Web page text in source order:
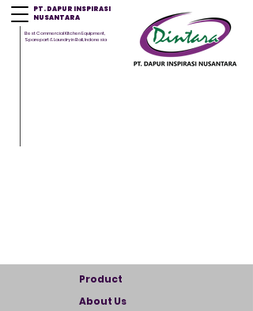
PT. DAPUR INSPIRASI
NUSANTARA
Best Commercial Kitchen Equipment,
Sparepart & Laundry in Bali, Indonesia
Product
About Us